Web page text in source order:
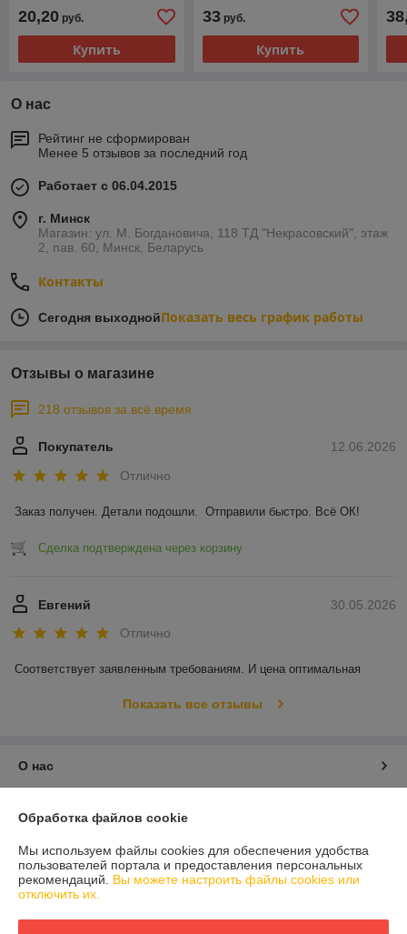
20,20 руб.
Купить
33руб.
Купить
О нас
Рейтинг не сформирован
Менее 5 отзывов за последний год
Работает с 06.04.2015
г. Минск
Магазин: ул. М. Богдановича, 118 ТД "Некрасовский", этаж
2, пав. 60, Минск, Беларусь
Контакты
Сегодня выходнойПоказать весь график работы
Отзывы о магазине
218 отзывов за всё время
12.06.2026
Покупатель
Отлично
Заказ получен. Детали подошли.  Отправили быстро. Всё ОК!
Сделка подтверждена через корзину
30.05.2026
Евгений
Отлично
Соответствует заявленным требованиям. И цена оптимальная
Показать все отзывы
О нас
Доставка и оплата
График работы
Обработка файлов cookie
Мы используем файлы cookies для обеспечения удобства
пользователей портала и предоставления персональных
рекомендаций. Вы можете настроить файлы cookies или
отключить их.